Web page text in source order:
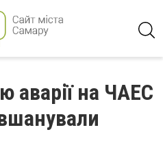
аварії на ЧАЕС